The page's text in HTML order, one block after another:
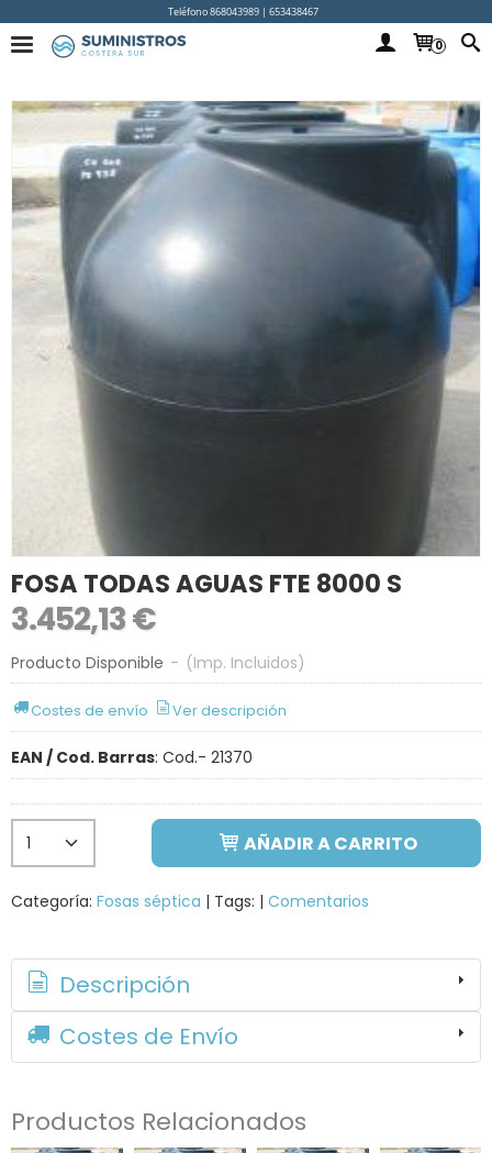
Teléfono 868043989 | 653438467
0
FOSA TODAS AGUAS FTE 8000 S
3.452,13 €
Producto Disponible - (Imp. Incluidos)
Costes de envío Ver descripción
EAN / Cod. Barras: Cod.- 21370
AÑADIR A CARRITO
Categoría: Fosas séptica | Tags: | Comentarios
Descripción
Costes de Envío
Productos Relacionados